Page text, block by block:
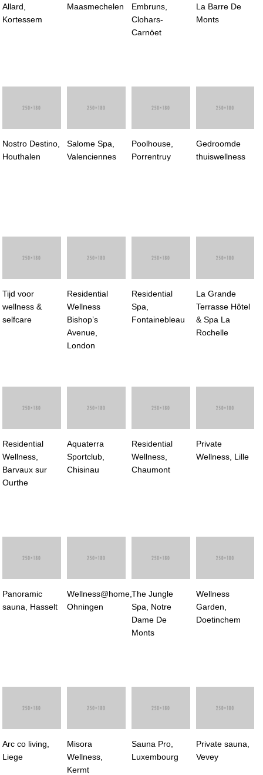
Allard,
Kortessem
Maasmechelen
Embruns,
Clohars-
Carnöet
La Barre De
Monts
Nostro Destino,
Houthalen
Salome Spa,
Valenciennes
Poolhouse,
Porrentruy
Gedroomde
thuiswellness
Tijd voor
wellness &
selfcare
Residential
Wellness
Bishop’s
Avenue,
London
Residential
Spa,
Fontainebleau
La Grande
Terrasse Hôtel
& Spa La
Rochelle
Residential
Wellness,
Barvaux sur
Ourthe
Aquaterra
Sportclub,
Chisinau
Residential
Wellness,
Chaumont
Private
Wellness, Lille
Panoramic
sauna, Hasselt
Wellness@home,
Ohningen
The Jungle
Spa, Notre
Dame De
Monts
Wellness
Garden,
Doetinchem
Arc co living,
Liege
Misora
Wellness,
Kermt
Sauna Pro,
Luxembourg
Private sauna,
Vevey